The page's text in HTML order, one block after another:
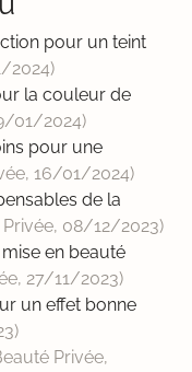
pour un teint
2024)
la couleur de
01/2024)
pour une
16/01/2024)
de la
08/12/2023)
en beauté
27/11/2023)
un effet bonne
)
Privée,